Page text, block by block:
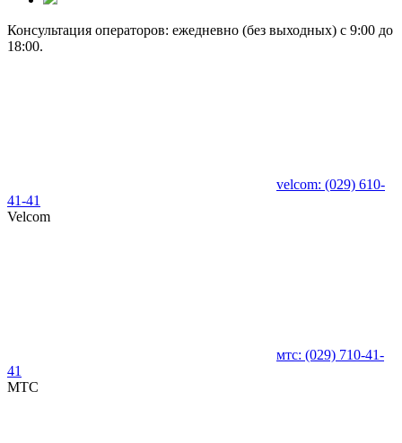
Консультация операторов: ежедневно (без выходных) с 9:00 до
18:00.
velcom: (029) 610-
41-41
Velcom
мтс: (029) 710-41-
41
MTC